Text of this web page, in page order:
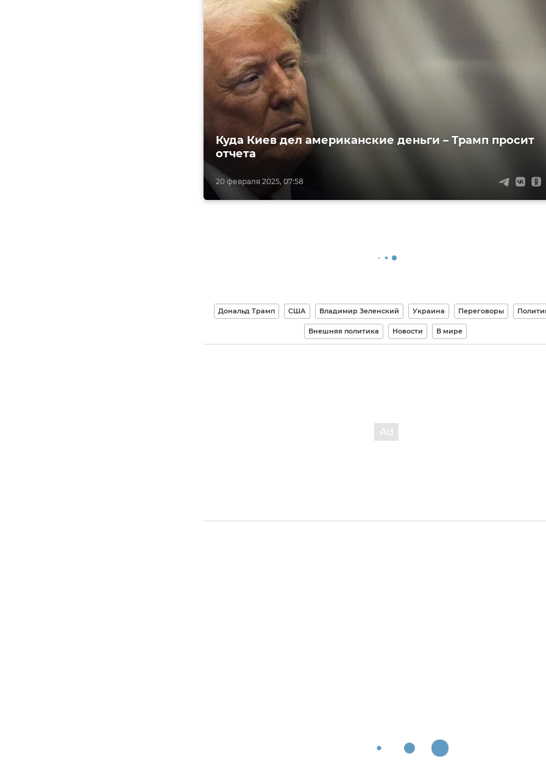
20 февраля 2025, 07:58
Куда Киев дел американские деньги – Трамп просит
отчета
Дональд Трамп США Владимир Зеленский Украина Переговоры
Внешняя политика Новости В мире